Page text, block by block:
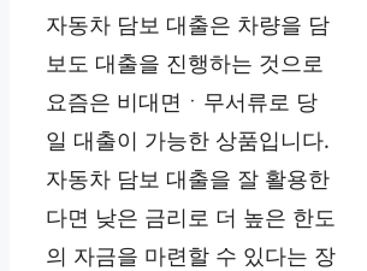
자동차 담보 대출은 차량을 담
보도 대출을 진행하는 것으로
요즘은 비대면ㆍ무서류로 당
일 대출이 가능한 상품입니다.
자동차 담보 대출을 잘 활용한
다면 낮은 금리로 더 높은 한도
의 자금을 마련할 수 있다는 장